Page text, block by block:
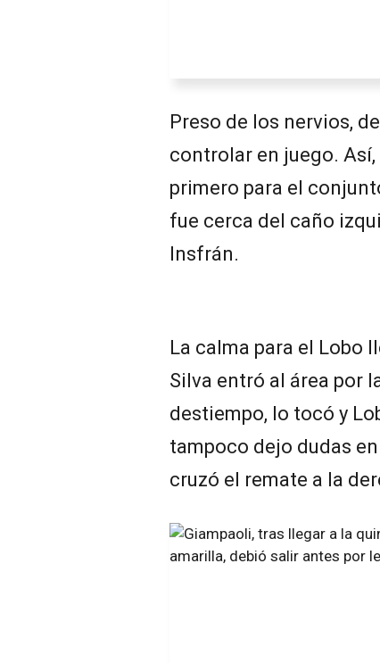
Preso de los nervios,
controlar en juego.
primero para el
fue cerca del caño
Insfrán.
La calma para el Lobo
Silva entró al área por
destiempo, lo tocó y
tampoco dejo dudas
cruzó el remate a la